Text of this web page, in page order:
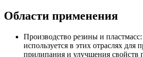
Области применения
Производство резины и
используется в этих отраслях для
прилипания и улучшения свойств